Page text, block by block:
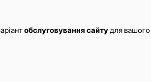
обслуговування сайтудля вашого